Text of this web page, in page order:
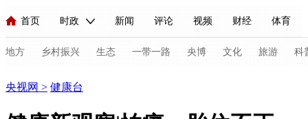
首页 时政 新闻 评论 视频 财经 体育
人民领袖习近平 联播+ 中国领导人 央视快评 习式妙语
直播 栏目大全 节目单 听音 微视频 主持人
海外频道 iPanda English Монгол
地方 乡村振兴 生态 一带一路 央博 文化 旅游 科
央视网 > 健康台